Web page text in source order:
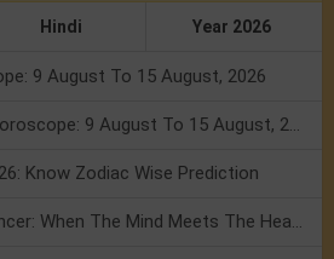
Hindi Year 2026
9 August To 15 August, 2026
Know Zodiac Wise Prediction